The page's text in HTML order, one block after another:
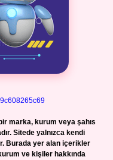
marka, kurum veya şahıs
Sitede yalnızca kendi
Burada yer alan içerikler
ve kişiler hakkında